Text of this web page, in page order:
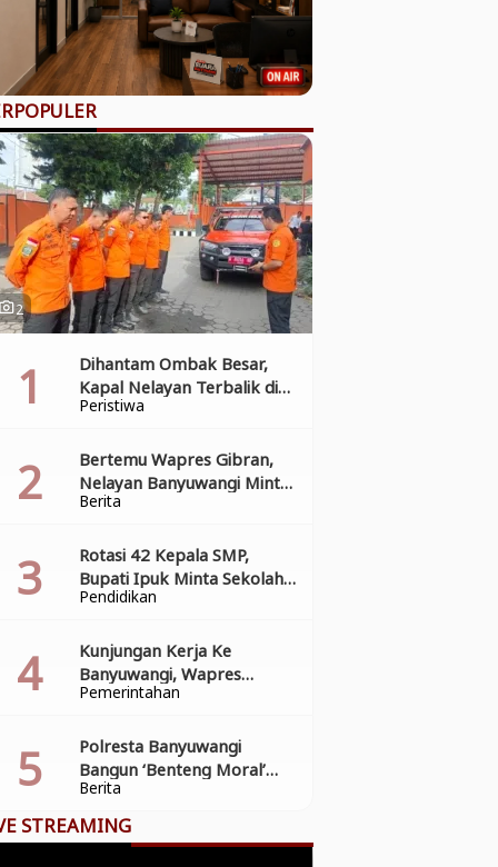
2
Peristiwa
Dihantam Ombak Besar,
Kapal Nelayan Terbalik di
Pantai Grajagan, Tim SAR
Operasi Pencarian Korban
Kecelakaan
Berita
Bertemu Wapres Gibran,
Nelayan Banyuwangi Minta
Penyederhanaan Perizinan
Pendidikan
Rotasi 42 Kepala SMP,
Bupati Ipuk Minta Sekolah
Aktif Cegah Anak Putus
Pemerintahan
Kunjungan Kerja Ke
Banyuwangi, Wapres
Gibran Tinjau Progres
Berita
Polresta Banyuwangi
Bangun ‘Benteng Moral’
Pelajar dari Narkoba dan
Pelanggaran Lalu Lintas
STREAMING